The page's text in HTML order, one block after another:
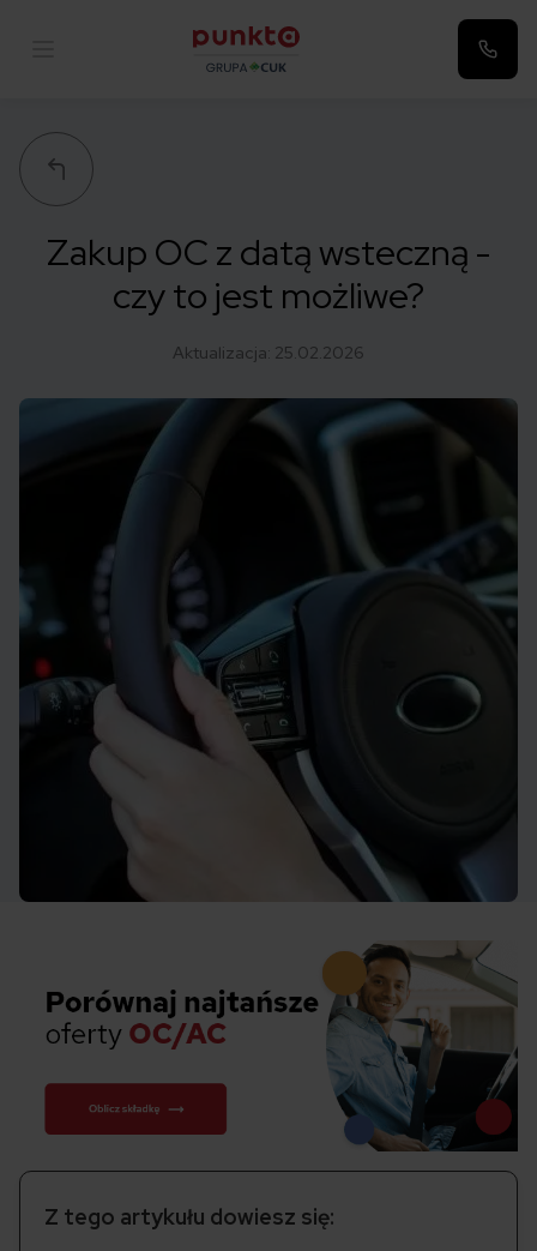
Zakup OC z datą wsteczną -
czy to jest możliwe?
Aktualizacja: 25.02.2026
Z tego artykułu dowiesz się: